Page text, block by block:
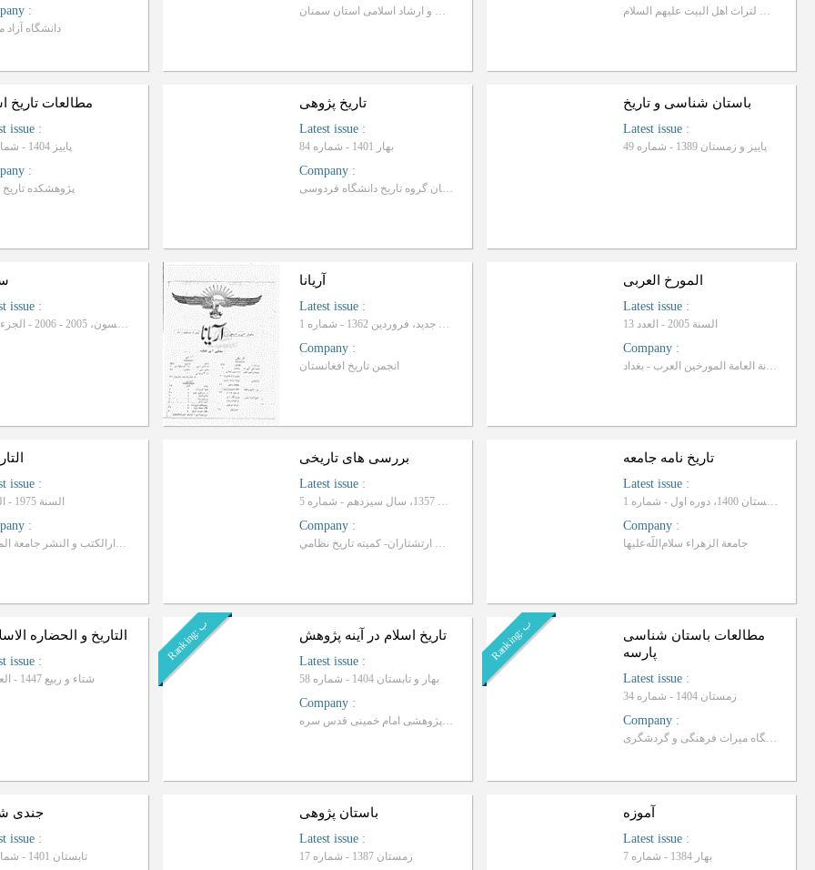
:
دانشگاه آزاد
اداره کل فرهنگ و ارشاد اسلامی استان سمنان المرکز الوثائقی لتراث اهل البیت علیهم السلام
مطالعات تاریخ
issue :
پاییز 1404 - شماره 66
:
پژوهشکده تاریخ
تاریخ پژوهی
Latest issue :
بهار 1401 - شماره 84
Company :
انجمن علمی دانشجویان گروه تاریخ دانشگاه فردوسی
باستان شناسی و تاریخ
Latest issue :
پاییز و زمستان 1389 - شماره 49
issue :
المجلد الثالث و الخمسون، 2005 - 2006 - الجزء 1 و 2
آریانا
Latest issue :
دوره جدید، فروردین 1362 - شماره 1
Company :
انجمن تاریخ افغانستان
المورخ العربی
Latest issue :
السنة 2005 - العدد 13
Company :
تصدر عن الأمانة العامة المورخین العرب - بغداد
issue :
السنة 1975 - العدد 5
:
تصدرها الجمعیة العراقیة للتاریخ و الآثار - موسسة دارالکتب و النشر جامعة الموصل
بررسی های تاریخی
Latest issue :
آذر و دی 1357، سال سیزدهم - شماره 5
Company :
نشريه ستاد بزرگ ارتشتاران- كميته تاريخ نظامي
تاریخ نامه جامعه
Latest issue :
پاییز و زمستان 1400، دوره اول - شماره 1
Company :
جامعة الزهراء سلام‌اللّه‌علیها
التاریخ و الحضاره
issue :
شتاء و ربیع 1447 - العدد 11
R
a
n
k
i
n
g
:ب
تاریخ اسلام در آینه پژوهش
Latest issue :
بهار و تابستان 1404 - شماره 58
Company :
موسسه آموزشی و پژوهشی امام خمینی قدس سره
R
a
n
k
i
n
g
:ب
مطالعات باستان شناسی
پارسه
Latest issue :
زمستان 1404 - شماره 34
Company :
پژوهشگاه ميراث فرهنگی و گردشگری
جندی‌
issue :
تابستان 1401 - شماره 25
باستان پژوهی
Latest issue :
زمستان 1387 - شماره 17
آموزه
Latest issue :
بهار 1384 - شماره 7